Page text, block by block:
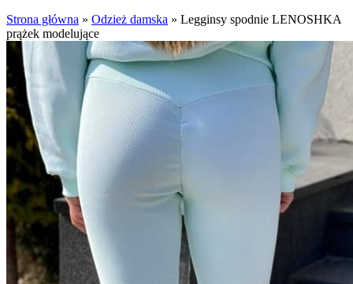
Strona główna » Odzież damska » Legginsy spodnie LENOSHKA
prążek modelujące